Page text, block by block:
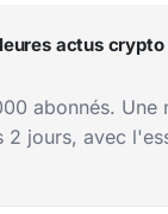
actus
abonnés. Une
2 jours, avec